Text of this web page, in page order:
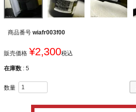
商品番号 wiafr003f00
販売価格 ¥2,300税込
在庫数 5